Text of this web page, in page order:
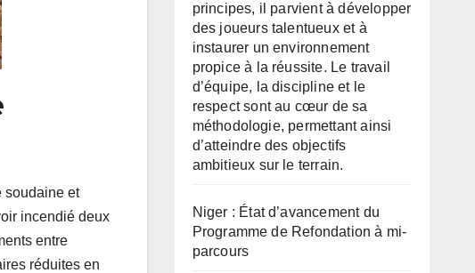
soudaine et
incendié deux
entre
réduites en
principes, il parvient à développer
des joueurs talentueux et à
instaurer un environnement
propice à la réussite. Le travail
d’équipe, la discipline et le
respect sont au cœur de sa
méthodologie, permettant ainsi
d’atteindre des objectifs
ambitieux sur le terrain.
Niger : État d’avancement du
Programme de Refondation à mi-
parcours